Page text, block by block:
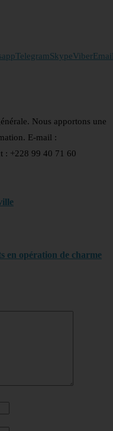
TelegramSkypeViber
Nous apportons une
E-mail :
: +228 99 40 71 60
en opération de charme